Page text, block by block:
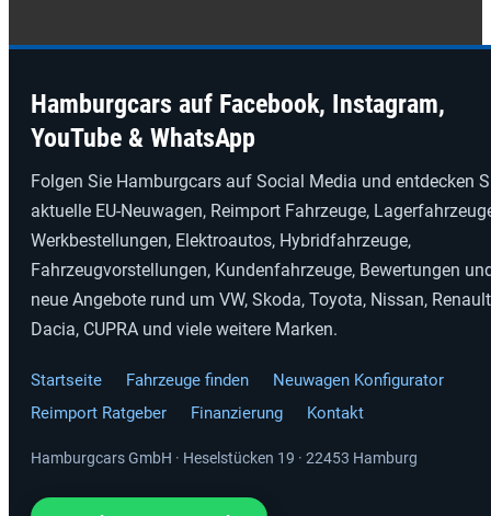
Hamburgcars auf Facebook, Instagram,
YouTube & WhatsApp
Folgen Sie Hamburgcars auf Social Media und entdecken
aktuelle EU-Neuwagen, Reimport Fahrzeuge,
Werkbestellungen, Elektroautos, Hybridfahrzeuge,
Fahrzeugvorstellungen, Kundenfahrzeuge, Bewertungen
neue Angebote rund um VW, Skoda, Toyota, Nissan,
Dacia, CUPRA und viele weitere Marken.
Startseite Fahrzeuge finden
Neuwagen Konfigurator
Reimport Ratgeber
Finanzierung Kontakt
Hamburgcars GmbH · Heselstücken 19 · 22453 Hamburg